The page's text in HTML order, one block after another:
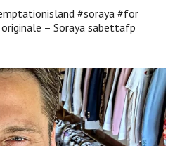
#soraya #for
– Soraya sabettafp